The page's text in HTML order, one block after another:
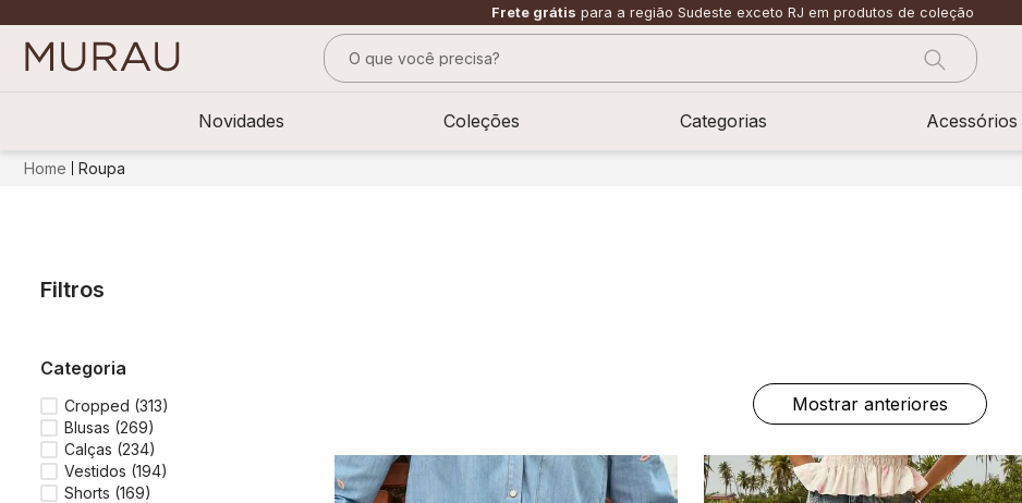
Frete grátis para a região Sudeste exceto RJ em produtos de coleção
O que você precisa?
Novidades Coleções Categorias Acessórios
Roupa
Filtros
categoria
Cropped (313)
Blusas (269)
Calças (234)
Vestidos (194)
Shorts (169)
Mostrar anteriores
10º pesponto verde sage